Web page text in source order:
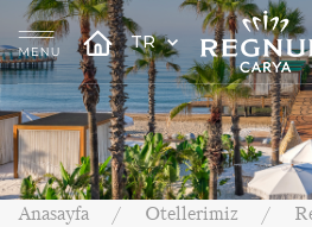
TR
Anasayfa Otellerimiz